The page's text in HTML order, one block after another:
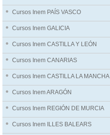
Cursos Inem PAÍS VASCO
Cursos Inem GALICIA
Cursos Inem CASTILLA Y LEÓN
Cursos Inem CANARIAS
Cursos Inem CASTILLA LA MANCHA
Cursos Inem ARAGÓN
Cursos Inem REGIÓN DE MURCIA
Cursos Inem ILLES BALEARS